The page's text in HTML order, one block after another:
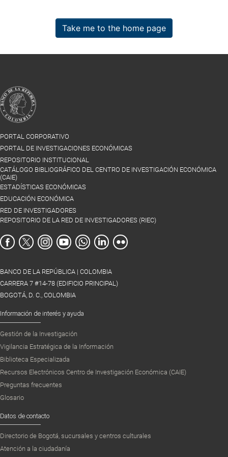
Take me to the home page
PORTAL CORPORATIVO
PORTAL DE INVESTIGACIONES ECONÓMICAS
REPOSITORIO INSTITUCIONAL
CATÁLOGO BIBLIOGRÁFICO DEL CENTRO DE INVESTIGACIÓN ECONÓMICA
(CAIE)
ESTADÍSTICAS ECONÓMICAS
EDUCACIÓN ECONÓMICA
RED DE INVESTIGADORES
REPOSITORIO DE LA RED DE INVESTIGADORES (RIEC)
BANCO DE LA REPÚBLICA | COLOMBIA
CARRERA 7 #14-78 (EDIFICIO PRINCIPAL)
BOGOTÁ, D. C., COLOMBIA
Información de interés y ayuda
Gestión de la Investigación
Vigilancia Estratégica de la Información
Biblioteca Especializada
Recursos Electrónicos Centro de Investigación Económica (CAIE)
Preguntas frecuentes
Glosario
Datos de contacto
Directorio de Bogotá, sucursales y centros culturales
Atención a la ciudadanía